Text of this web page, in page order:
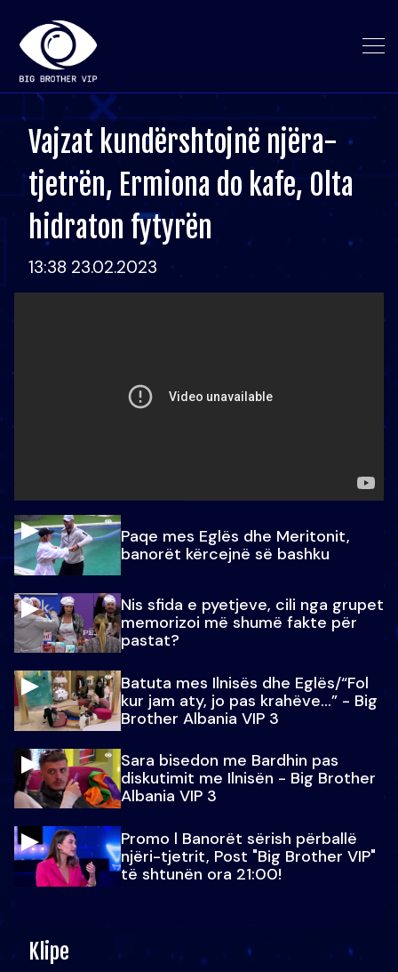
Vajzat kundërshtojnë njëra-
tjetrën, Ermiona do kafe, Olta
hidraton fytyrën
13:38 23.02.2023
Paqe mes Eglës dhe Meritonit,
banorët kërcejnë së bashku
Nis sfida e pyetjeve, cili nga grupet
memorizoi më shumë fakte për
pastat?
Batuta mes Ilnisës dhe Eglës/“Fol
kur jam aty, jo pas krahëve…” - Big
Brother Albania VIP 3
Sara bisedon me Bardhin pas
diskutimit me Ilnisën - Big Brother
Albania VIP 3
Promo l Banorët sërish përballë
njëri-tjetrit, Post "Big Brother VIP"
të shtunën ora 21:00!
Klipe